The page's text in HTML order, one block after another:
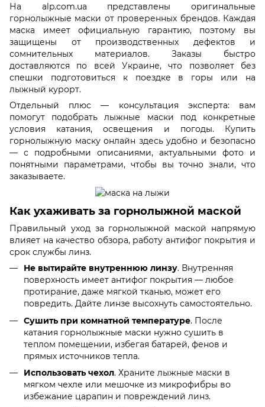
На alp.com.ua представлены оригинальные
горнолыжные маски от проверенных брендов. Каждая
маска имеет официальную гарантию, поэтому вы
защищены от производственных дефектов и
сомнительных материалов. Заказы быстро
доставляются по всей Украине, что позволяет без
спешки подготовиться к поездке в горы или на
лыжный курорт.
Отдельный плюс — консультация эксперта: вам
помогут подобрать лыжные маски под конкретные
условия катания, освещения и погоды. Купить
горнолыжную маску онлайн здесь удобно и безопасно
— с подробными описаниями, актуальными фото и
понятными параметрами, чтобы вы точно знали, что
заказываете.
Как ухаживать за горнолыжной маской
Правильный уход за горнолыжной маской напрямую
влияет на качество обзора, работу антифог покрытия и
срок службы линз.
Не вытирайте внутреннюю линзу. Внутренняя
поверхность имеет антифог покрытия — любое
протирание, даже мягкой тканью, может его
повредить. Дайте линзе высохнуть самостоятельно.
Сушить при комнатной температуре. После
катания горнолыжные маски нужно сушить в
теплом помещении, избегая батарей, фенов и
прямых источников тепла.
Использовать чехол. Храните лыжные маски в
мягком чехле или мешочке из микрофибры во
избежание царапин и повреждений линз.